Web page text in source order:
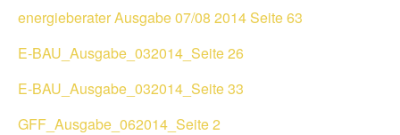
energieberater Ausgabe 07/08 2014 Seite 63
E-BAU_Ausgabe_032014_Seite 26
E-BAU_Ausgabe_032014_Seite 33
GFF_Ausgabe_062014_Seite 2